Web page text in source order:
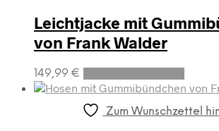
auf.
Die
auf
der
Leichtjacke mit
von Frank Walder
149,99 €
Dieses
Zum Wunschzettel